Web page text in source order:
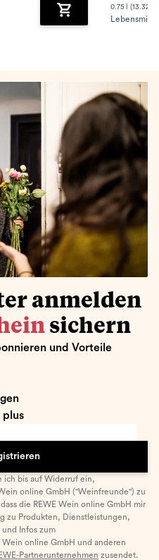
Zum Warenkorb
0.75 l (13.32 €
anmelden
sichern
und Vorteile
plus
ich bis auf Widerruf ein,
online GmbH ("Weinfreunde") zu
die REWE Wein online GmbH mir
zu Produkten, Dienstleistungen,
Infos zum
Wein online GmbH und anderen
Partnerunternehmen zusendet.